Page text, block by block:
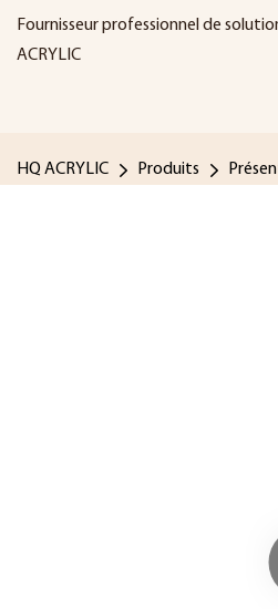
Fournisseur professionnel de
ACRYLIC
HQ ACRYLIC Produits